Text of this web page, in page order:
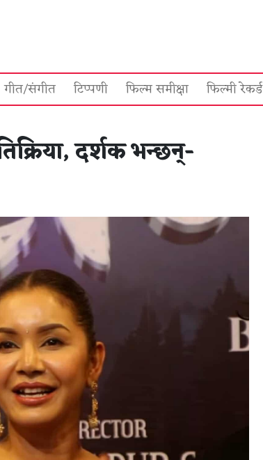
गीत/संगीत टिप्पणी फिल्म समीक्षा फिल्मी रेकर्ड
दर्शक भन्छन्-